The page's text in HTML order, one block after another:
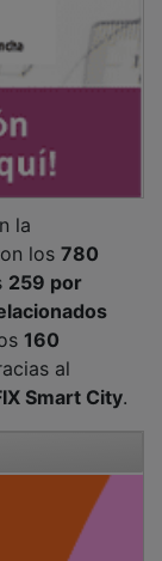
los
259 por
160
al
Smart City